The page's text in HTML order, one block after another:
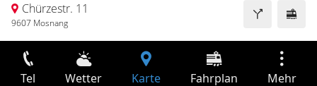
Chürzestr. 11
9607 Mosnang
Tel Wetter Karte Fahrplan Mehr